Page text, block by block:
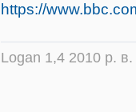
https://
Logan 1,4 2010 р.